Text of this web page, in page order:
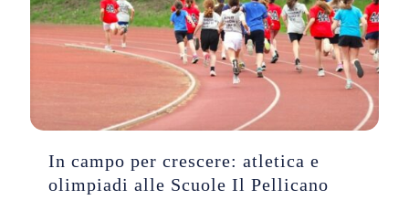
In campo per crescere: atletica e
olimpiadi alle Scuole Il Pellicano